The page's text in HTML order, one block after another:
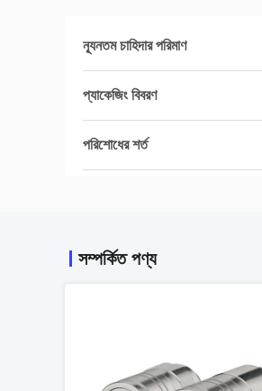
ন্যূনতম চাহিদার পরিমাণ
প্যাকেজিং বিবরণ
পরিশোধের শর্ত
সম্পর্কিত পণ্য